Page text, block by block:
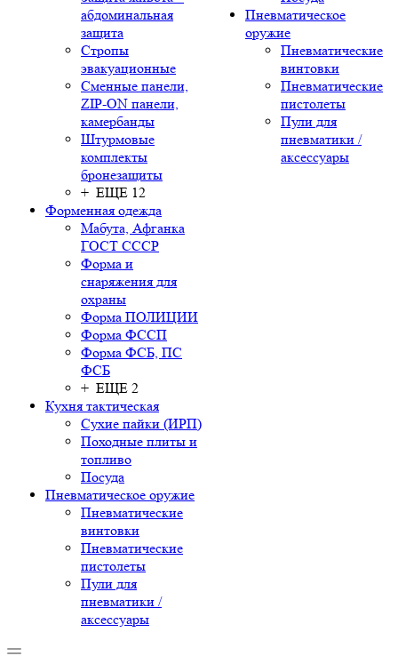
абдоминальная
защита
Стропы
эвакуационные
Сменные панели,
ZIP-ON панели,
камербанды
Штурмовые
комплекты
бронезащиты
+ ЕЩЕ 12
Форменная одежда
Мабута, Афганка
ГОСТ СССР
Форма и
снаряжения для
охраны
Форма ПОЛИЦИИ
Форма ФССП
Форма ФСБ, ПС
ФСБ
+ ЕЩЕ 2
Кухня тактическая
Сухие пайки (ИРП)
Походные плиты и
топливо
Посуда
Пневматическое оружие
Пневматические
винтовки
Пневматические
пистолеты
Пули для
пневматики /
аксессуары
Пневматическое
оружие
Пневматические
винтовки
Пневматические
пистолеты
Пули для
пневматики /
аксессуары